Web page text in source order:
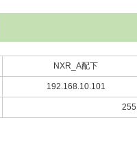
NXR_A配下
192.168.10.101